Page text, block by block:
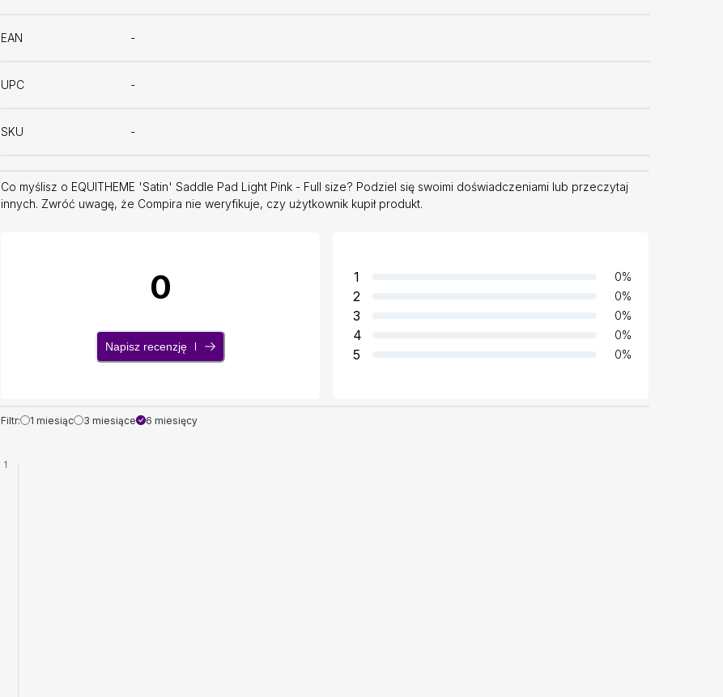
EAN -
UPC -
SKU -
Co myślisz o EQUITHEME 'Satin' Saddle Pad Light Pink - Full size? Podziel się swoimi doświadczeniami lub przeczytaj
innych. Zwróć uwagę, że Compira nie weryfikuje, czy użytkownik kupił produkt.
0
Napisz recenzję
1 0%
2 0%
3 0%
4 0%
5 0%
Filtr: 1 miesiąc 3 miesiące 6 miesięcy